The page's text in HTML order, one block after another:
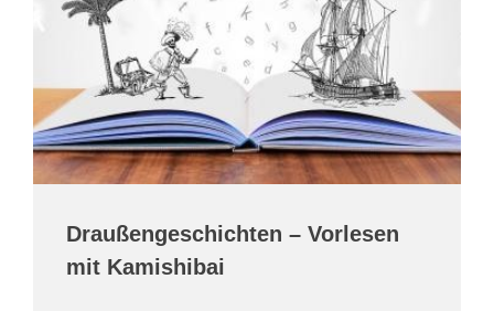
Draußengeschichten – Vorlesen
mit Kamishibai